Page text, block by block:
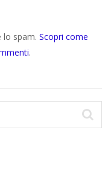
lo spam. Scopri come
.